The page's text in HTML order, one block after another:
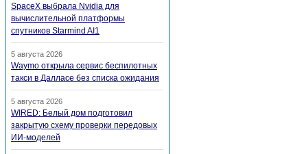
SpaceX выбрала Nvidia для
вычислительной платформы
спутников Starmind AI1
5 августа 2026
Waymo открыла сервис беспилотных
такси в Далласе без списка ожидания
5 августа 2026
WIRED: Белый дом подготовил
закрытую схему проверки передовых
ИИ-моделей